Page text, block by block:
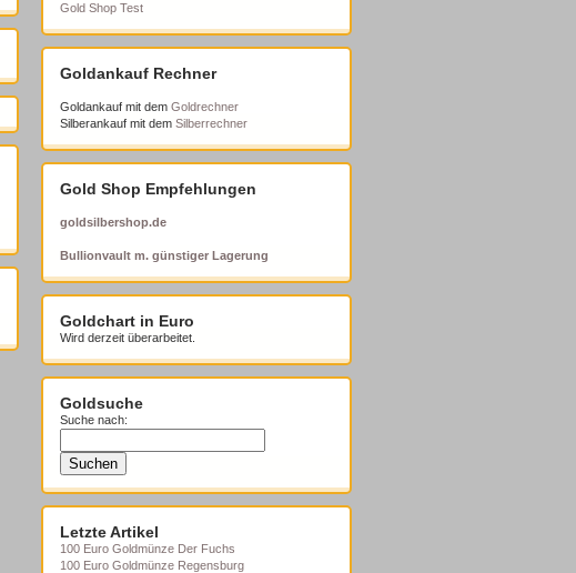
Gold Shop Test
Goldankauf Rechner
Goldankauf mit dem Goldrechner
Silberankauf mit dem Silberrechner
Gold Shop Empfehlungen
goldsilbershop.de
Bullionvault m. günstiger Lagerung
Goldchart in Euro
Wird derzeit überarbeitet.
Goldsuche
Suche nach:
Letzte Artikel
100 Euro Goldmünze Der Fuchs
100 Euro Goldmünze Regensburg